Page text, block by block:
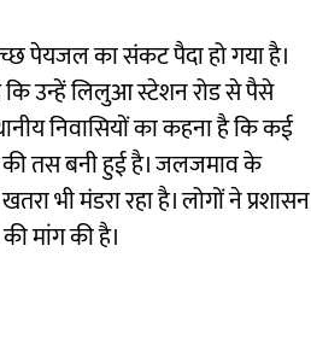
पेयजल का संकट पैदा हो गया है।
कि उन्हें लिलुआ स्टेशन रोड से पैसे
निवासियों का कहना है कि कई
की तस बनी हुई है। जलजमाव के
भी मंडरा रहा है। लोगों ने प्रशासन
मांग की है।